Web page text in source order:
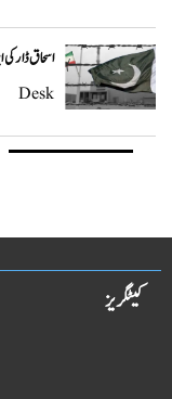
اسحاق ڈار
Desk
کیٹگریز